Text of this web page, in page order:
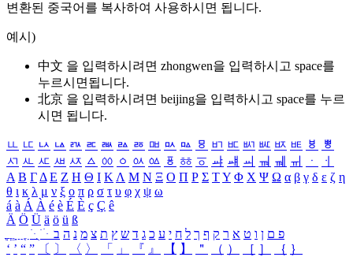
변환된 중국어를 복사하여 사용하시면 됩니다.
예시)
中文 을 입력하시려면 zhongwen을 입력하시고 space를
누르시면됩니다.
北京 을 입력하시려면 beijing을 입력하시고 space를 누르
시면 됩니다.
ㅥ ㅦ ㅧ ㅨ ㅩ ㅪ ㅫ ㅬ ㅭ ㅮ ㅯ ㅰ ㅱ ㅲ ㅳ ㅴ ㅵ ㅶ ㅷ ㅸ
ㅹ
ㅺ ㅻ ㅼ ㅽ ㅾ ㅿ ㆀ ㆁ ㆂ ㆃ ㆄ ㆅ ㆆ ㆇ ㆈ ㆉ ㆊ ㆋ ㆌ ㆍ
ㆎ
Α Β ΓΔ Ε Ζ Η Θ Ι ΚΛ Μ Ν Ξ Ο Π Ρ Σ ΤΥ Φ Χ Ψ Ω α β γ δ ε ζ η
θ ι κ λ μ ν ξ ο π ρ σ τ υ φ χ ψ ω
á à Á À é è É È ç Ç ê
Ä Ö Ü ä ö ü ß
ִֶֹ ֻּ ׁׂ פ ם ן ו ט א ר ק ף ך ל ח י ע כ ג ד ש ץ ת צ מ נ ה ב
‘ ’ “ ” 〔 〕 〈 〉 「 」 『 』 【 】 ＂ （ ） ［ ］ ｛ ｝